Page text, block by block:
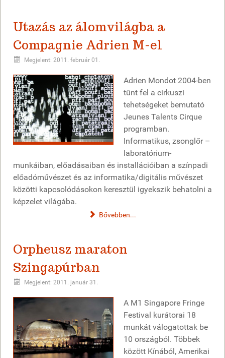
Utazás az álomvilágba a
Compagnie Adrien M-el
Megjelent: 2011. február 01.
Adrien Mondot 2004-ben
tűnt fel a cirkuszi
tehetségeket bemutató
Jeunes Talents Cirque
programban.
Informatikus, zsonglőr –
laboratórium-
munkáiban, előadásaiban és installációiban a színpadi
előadóművészet és az informatika/digitális művészet
közötti kapcsolódásokon keresztül igyekszik behatolni a
képzelet világába.
Bővebben...
Orpheusz maraton
Szingapúrban
Megjelent: 2011. január 31.
A M1 Singapore Fringe
Festival kurátorai 18
munkát válogatottak be
10 országból. Többek
között Kínából, Amerikai